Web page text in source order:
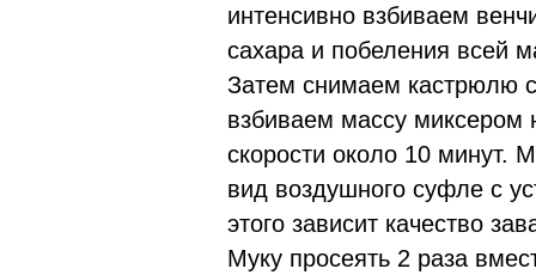
интенсивно взбиваем
сахара и побеления всей
Затем снимаем кастрюлю
взбиваем массу миксером
скорости около 10 минут.
вид воздушного суфле с
этого зависит качество
Муку просеять 2 раза